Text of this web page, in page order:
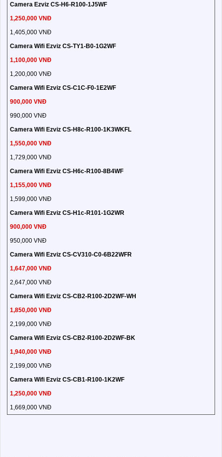
Camera Ezviz CS-H6-R100-1J5WF
1,250,000 VNĐ
1,405,000 VNĐ
Camera Wifi Ezviz CS-TY1-B0-1G2WF
1,100,000 VNĐ
1,200,000 VNĐ
Camera Wifi Ezviz CS-C1C-F0-1E2WF
900,000 VNĐ
990,000 VNĐ
Camera Wifi Ezviz CS-H8c-R100-1K3WKFL
1,550,000 VNĐ
1,729,000 VNĐ
Camera Wifi Ezviz CS-H6c-R100-8B4WF
1,155,000 VNĐ
1,599,000 VNĐ
Camera Wifi Ezviz CS-H1c-R101-1G2WR
900,000 VNĐ
950,000 VNĐ
Camera Wifi Ezviz CS-CV310-C0-6B22WFR
1,647,000 VNĐ
2,647,000 VNĐ
Camera Wifi Ezviz CS-CB2-R100-2D2WF-WH
1,850,000 VNĐ
2,199,000 VNĐ
Camera Wifi Ezviz CS-CB2-R100-2D2WF-BK
1,940,000 VNĐ
2,199,000 VNĐ
Camera Wifi Ezviz CS-CB1-R100-1K2WF
1,250,000 VNĐ
1,669,000 VNĐ